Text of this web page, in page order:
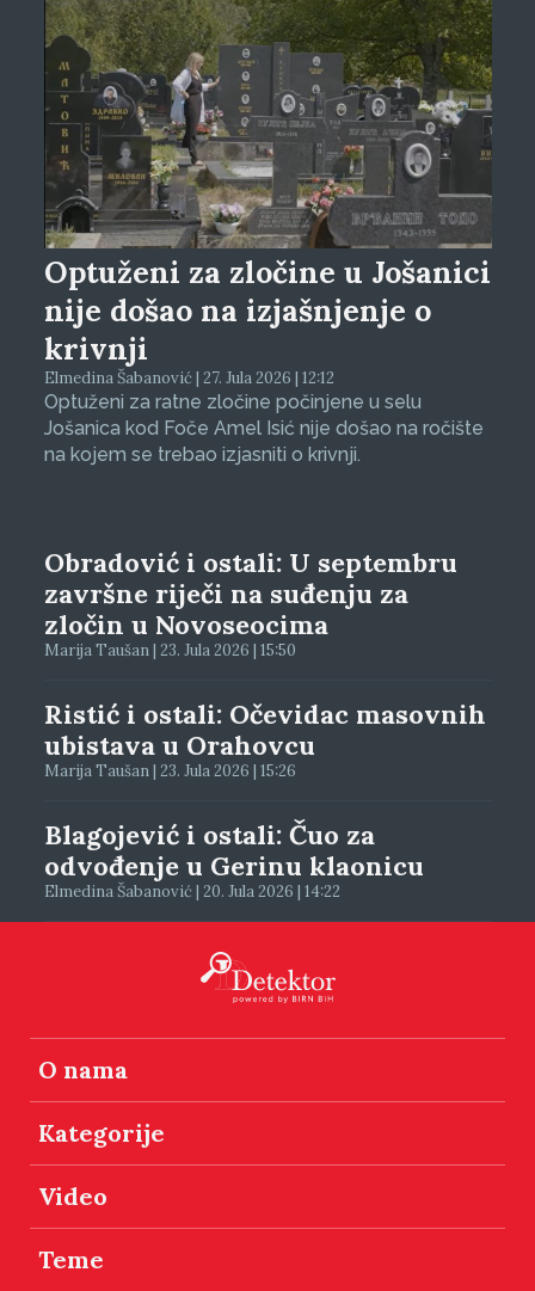
Optuženi za zločine u Jošanici
nije došao na izjašnjenje o
krivnji
Elmedina Šabanović | 27. Jula 2026 | 12:12
Optuženi za ratne zločine počinjene u selu
Jošanica kod Foče Amel Isić nije došao na ročište
na kojem se trebao izjasniti o krivnji.
Obradović i ostali: U septembru
završne riječi na suđenju za
zločin u Novoseocima
Marija Taušan | 23. Jula 2026 | 15:50
Ristić i ostali: Očevidac masovnih
ubistava u Orahovcu
Marija Taušan | 23. Jula 2026 | 15:26
Blagojević i ostali: Čuo za
odvođenje u Gerinu klaonicu
Elmedina Šabanović | 20. Jula 2026 | 14:22
O nama
Kategorije
Video
Teme